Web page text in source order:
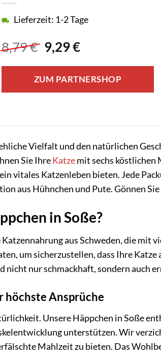
8,79€ Ursprünglicher
Preis
war:
8,79 €
9,29€Aktueller
ist:
9,29 €.
Lieferzeit: 1-2 Tage
ZUM PARTNERSHOP
Vielfalt und den natürlichen
Sie IhreKatzemit sechs köstlichen
vitales Katzenleben bieten. Jede
aus Hühnchen und Pute. Gönnen
in Soße?
aus Schweden, die mit
um sicherzustellen, dass Ihre
nicht nur schmackhaft, sondern auch
Ansprüche
Unsere Häppchen in Soße
unterstützen. Wir
Mahlzeit zu bieten. Das